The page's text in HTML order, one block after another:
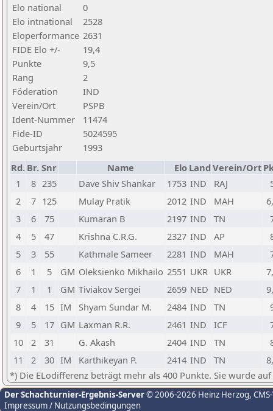
Elo national
0
Elo intnational
2528
Eloperformance 2631
FIDE Elo +/-
19,4
Punkte
9,5
Rang
2
Föderation
IND
Verein/Ort
PSPB
Ident-Nummer
11474
Fide-ID
5024595
Geburtsjahr
1993
Rd. Br. Snr Name Elo Land Verein/Ort
1
8 235 Dave Shiv Shankar 1753 IND RAJ
2
7 125 Mulay Pratik 2012 IND MAH
3
6 75 Kumaran B 2197 IND TN
4
5 47 Krishna C.R.G. 2327 IND AP
5
3 55 Kathmale Sameer 2281 IND MAH
6
1 5 GM Oleksienko Mikhailo 2551 UKR UKR
7
1 1 GM Tiviakov Sergei 2659 NED NED
8
4 15 IM Shyam Sundar M. 2484 IND TN
9
5 17 GM Laxman R.R. 2461 IND ICF
10
2 31 G. Akash 2404 IND TN
11
2 30 IM Karthikeyan P. 2414 IND TN
*) Die ELodifferenz beträgt mehr als 400 Punkte. Sie wurde
Der Schachturnier-Ergebnis-Server© 2006-2026 Heinz Herzog,
Impressum / Nutzungsbedingungen